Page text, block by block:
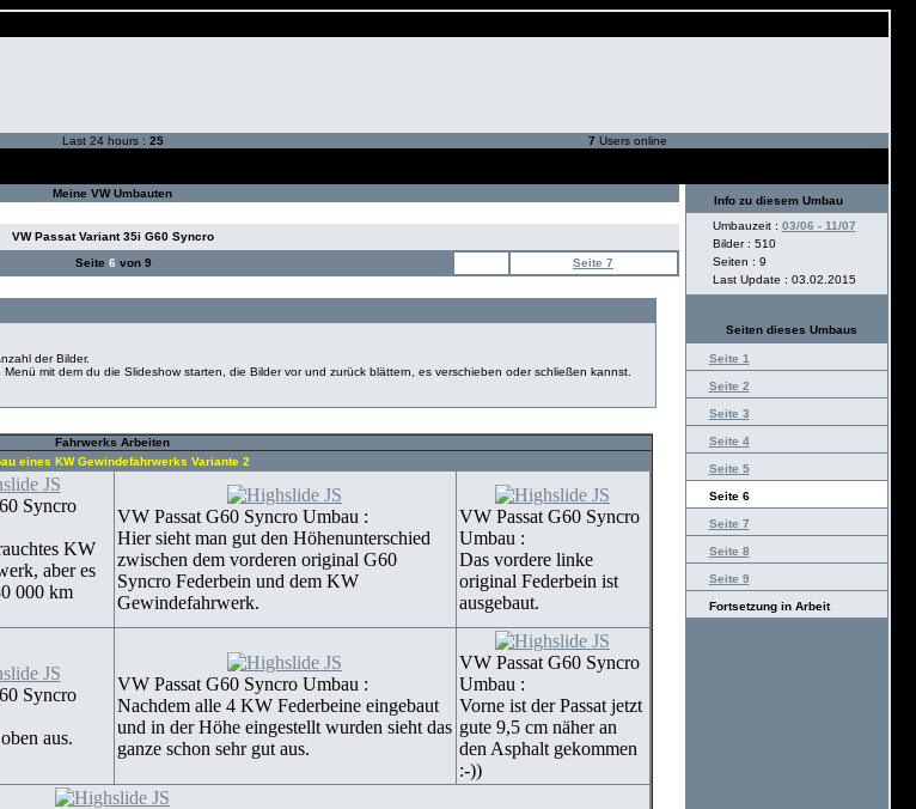
Last 24 hours : 25 7 Users online
Meine VW Umbauten
VW Passat Variant 35i G60 Syncro
Seite 6 von 9 Seite 7
der Bilder.
mit dem du die Slideshow starten, die Bilder vor und zurück blättern, es verschieben oder schließen kannst.
Fahrwerks Arbeiten
eines KW Gewindefahrwerks Variante 2
Syncro
KW
aber es
000 km
VW Passat G60 Syncro Umbau :
Hier sieht man gut den Höhenunterschied
zwischen dem vorderen original G60
Syncro Federbein und dem KW
Gewindefahrwerk.
VW Passat G60 Syncro
Umbau :
Das vordere linke
original Federbein ist
ausgebaut.
Syncro
aus.
VW Passat G60 Syncro Umbau :
Nachdem alle 4 KW Federbeine eingebaut
und in der Höhe eingestellt wurden sieht das
ganze schon sehr gut aus.
VW Passat G60 Syncro
Umbau :
Vorne ist der Passat jetzt
gute 9,5 cm näher an
den Asphalt gekommen
:-))
Info zu diesem Umbau
Umbauzeit : 03/06 - 11/07
Bilder : 510
Seiten : 9
Last Update : 03.02.2015
Seiten dieses Umbaus
Seite 1
Seite 2
Seite 3
Seite 4
Seite 5
Seite 6
Seite 7
Seite 8
Seite 9
Fortsetzung in Arbeit